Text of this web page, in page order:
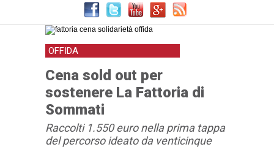
OFFIDA
Cena sold out per
sostenere La Fattoria di
Sommati
Raccolti 1.550 euro nella prima tappa
del percorso ideato da venticinque